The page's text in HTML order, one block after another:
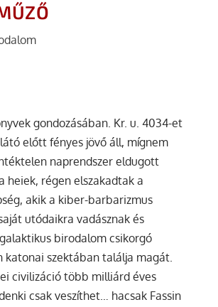
gondozásában. Kr. u. 4034-et
előtt fényes jövő áll, mígnem
naprendszer eldugott
heiek, régen elszakadtak a
akik a kiber-barbarizmus
utódaikra vadásznak és
birodalom csikorgó
katonai szektában találja magát.
civilizáció több milliárd éves
csak veszíthet… hacsak Fassin